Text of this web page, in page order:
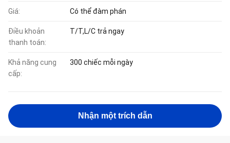
Giá: Có thể đàm phán
Điều khoản
thanh toán:
T/T,L/C trả ngay
Khả năng cung
cấp:
300 chiếc mỗi ngày
Nhận một trích dẫn